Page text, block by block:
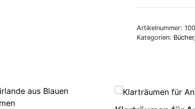
Artikelnummer:
Kategorien: Bücher,